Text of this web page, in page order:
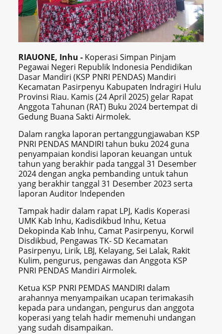
RIAUONE, Inhu - Koperasi Simpan Pinjam
Pegawai Negeri Republik Indonesia Pendidikan
Dasar Mandiri (KSP PNRI PENDAS) Mandiri
Kecamatan Pasirpenyu Kabupaten Indragiri Hulu
Provinsi Riau. Kamis (24 April 2025) gelar Rapat
Anggota Tahunan (RAT) Buku 2024 bertempat di
Gedung Buana Sakti Airmolek.
Dalam rangka laporan pertanggungjawaban KSP
PNRI PENDAS MANDIRI tahun buku 2024 guna
penyampaian kondisi laporan keuangan untuk
tahun yang berakhir pada tanggal 31 Desember
2024 dengan angka pembanding untuk tahun
yang berakhir tanggal 31 Desember 2023 serta
laporan Auditor Independen
Tampak hadir dalam rapat LPJ, Kadis Koperasi
UMK Kab Inhu, Kadisdikbud Inhu, Ketua
Dekopinda Kab Inhu, Camat Pasirpenyu, Korwil
Disdikbud, Pengawas TK- SD Kecamatan
Pasirpenyu, Lirik, LBJ, Kelayang, Sei Lalak, Rakit
Kulim, pengurus, pengawas dan Anggota KSP
PNRI PENDAS Mandiri Airmolek.
Ketua KSP PNRI PEMDAS MANDIRI dalam
arahannya menyampaikan ucapan terimakasih
kepada para undangan, pengurus dan anggota
koperasi yang telah hadir memenuhi undangan
yang sudah disampaikan.